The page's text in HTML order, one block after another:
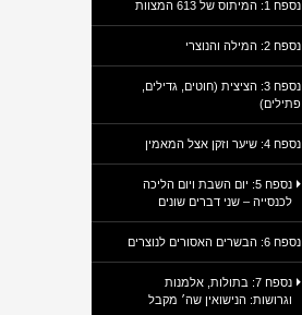
נספח 1: המיתוס של 613 המצוות
נספח 2: המילה והנוצרי
נספח 3: הציצית (חוטים, גדילים,
פתילים)
נספח 4: שיער וזקן אצל המאמין
נספח 5: יום השבת ויום הליכה
לכנסייה – שני דברים שונים
נספח 6: הבשרים האסורים לנוצרים
נספח 7: בתולות, אלמנות
וגרושות: הנישואין שה׳ מקבל